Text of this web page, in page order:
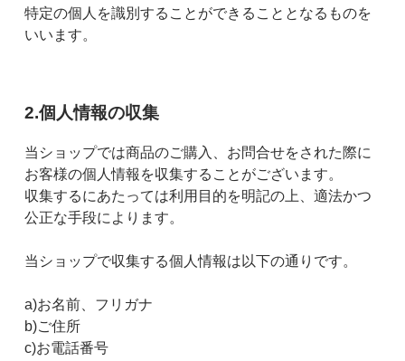
特定の個人を識別することができることとなるものを
いいます。
2.個人情報の収集
当ショップでは商品のご購入、お問合せをされた際に
お客様の個人情報を収集することがございます。
収集するにあたっては利用目的を明記の上、適法かつ
公正な手段によります。
当ショップで収集する個人情報は以下の通りです。
a)お名前、フリガナ
b)ご住所
c)お電話番号